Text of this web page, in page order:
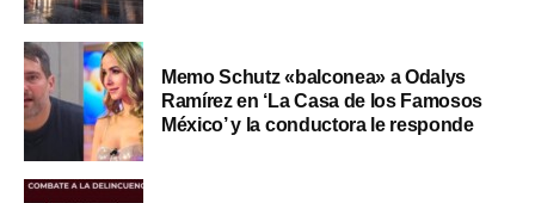
Memo Schutz «balconea» a Odalys
Ramírez en ‘La Casa de los Famosos
México’ y la conductora le responde